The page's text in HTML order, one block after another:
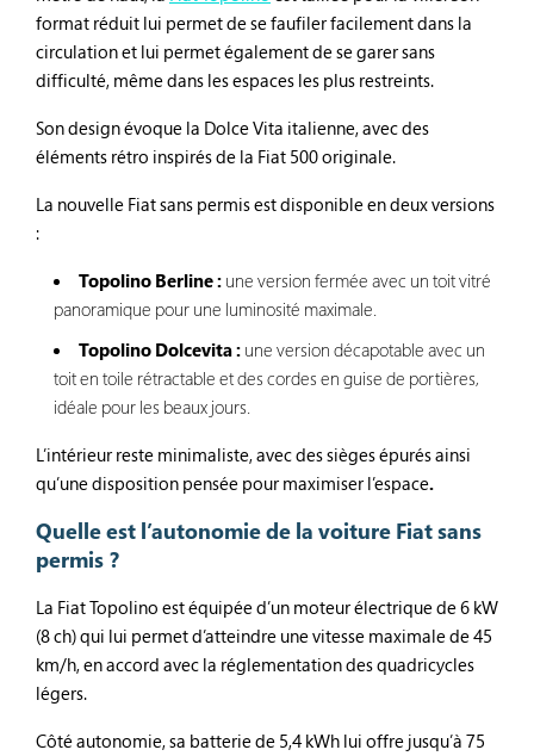
format réduit lui permet de se faufiler facilement dans la
circulation et lui permet également de se garer sans
difficulté, même dans les espaces les plus restreints.
Son design évoque la Dolce Vita italienne, avec des
éléments rétro inspirés de la Fiat 500 originale.
La nouvelle Fiat sans permis est disponible en deux versions
:
Topolino Berline : une version fermée avec un toit vitré
panoramique pour une luminosité maximale.
Topolino Dolcevita : une version décapotable avec un
toit en toile rétractable et des cordes en guise de portières,
idéale pour les beaux jours.
L’intérieur reste minimaliste, avec des sièges épurés ainsi
qu’une disposition pensée pour maximiser l’espace.
Quelle est l’autonomie de la voiture Fiat sans
permis ?
La Fiat Topolino est équipée d’un moteur électrique de 6 kW
(8 ch) qui lui permet d’atteindre une vitesse maximale de 45
km/h, en accord avec la réglementation des quadricycles
légers.
Côté autonomie, sa batterie de 5,4 kWh lui offre jusqu’à 75